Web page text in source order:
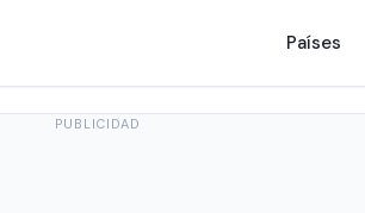
Países
PUBLICIDAD